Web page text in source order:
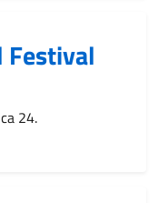
Festival
24.